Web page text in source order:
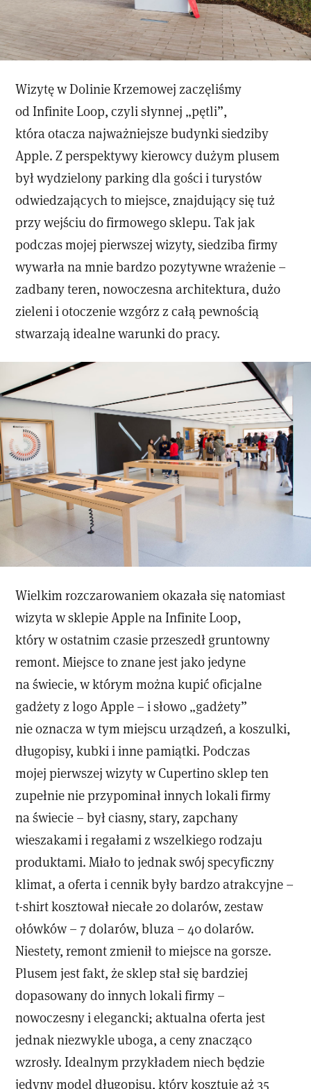
Wizytę w Dolinie Krzemowej zaczęliśmy
od Infinite Loop, czyli słynnej „pętli”,
która otacza najważniejsze budynki siedziby
Apple. Z perspektywy kierowcy dużym plusem
był wydzielony parking dla gości i turystów
odwiedzających to miejsce, znajdujący się tuż
przy wejściu do firmowego sklepu. Tak jak
podczas mojej pierwszej wizyty, siedziba firmy
wywarła na mnie bardzo pozytywne wrażenie –
zadbany teren, nowoczesna architektura, dużo
zieleni i otoczenie wzgórz z całą pewnością
stwarzają idealne warunki do pracy.
Wielkim rozczarowaniem okazała się natomiast
wizyta w sklepie Apple na Infinite Loop,
który w ostatnim czasie przeszedł gruntowny
remont. Miejsce to znane jest jako jedyne
na świecie, w którym można kupić oficjalne
gadżety z logo Apple – i słowo „gadżety”
nie oznacza w tym miejscu urządzeń, a koszulki,
długopisy, kubki i inne pamiątki. Podczas
mojej pierwszej wizyty w Cupertino sklep ten
zupełnie nie przypominał innych lokali firmy
na świecie – był ciasny, stary, zapchany
wieszakami i regałami z wszelkiego rodzaju
produktami. Miało to jednak swój specyficzny
klimat, a oferta i cennik były bardzo atrakcyjne –
t-shirt kosztował niecałe 20 dolarów, zestaw
ołówków – 7 dolarów, bluza – 40 dolarów.
Niestety, remont zmienił to miejsce na gorsze.
Plusem jest fakt, że sklep stał się bardziej
dopasowany do innych lokali firmy –
nowoczesny i elegancki; aktualna oferta jest
jednak niezwykle uboga, a ceny znacząco
wzrosły. Idealnym przykładem niech będzie
jedyny model długopisu, który kosztuje aż 35